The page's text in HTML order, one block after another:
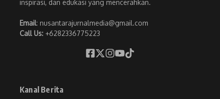
inspirasi, dan edukasi yang mencerahkan.
Email: nusantarajurnalmedia@gmail.com
Call Us: +6282336775223
Kanal Berita